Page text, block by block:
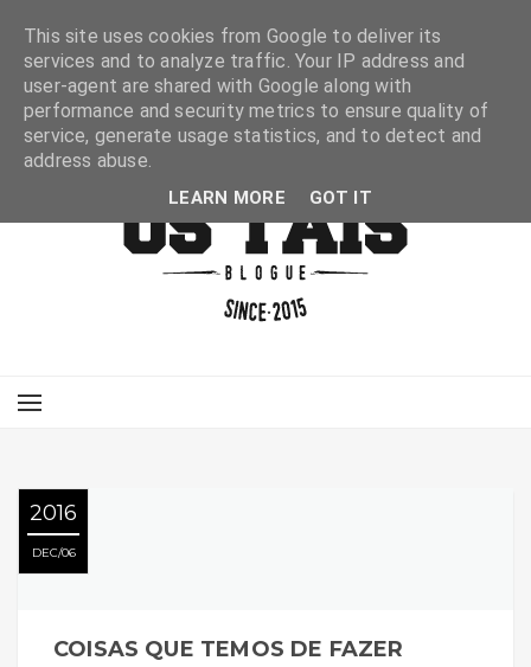
2016
DEC 06
COISAS QUE TEMOS DE FAZER
This site uses cookies from Google to deliver its
services and to analyze traffic. Your IP address and
user-agent are shared with Google along with
performance and security metrics to ensure quality of
service, generate usage statistics, and to detect and
address abuse.
LEARN MORE GOT IT